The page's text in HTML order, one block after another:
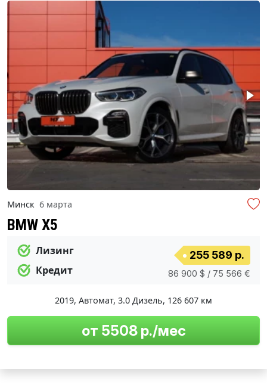
Минск 6 марта
BMW X5
Лизинг
Кредит
255 589 р.
86 900 $ / 75 566 €
2019, Автомат, 3.0 Дизель, 126 607 км
от 5508 р./мес